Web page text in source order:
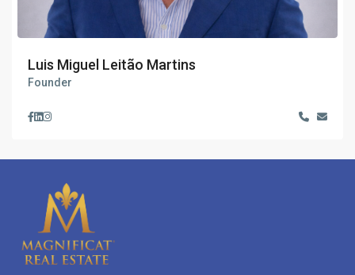
Luis Miguel Leitão Martins
Founder